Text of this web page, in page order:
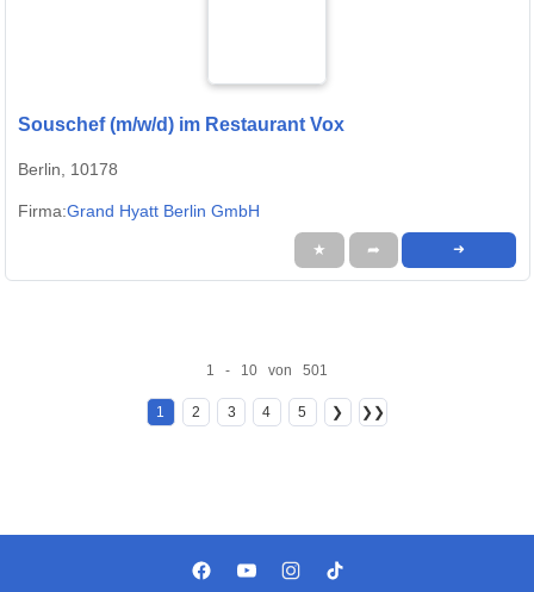
Souschef (m/w/d) im Restaurant Vox
Berlin, 10178
Firma:Grand Hyatt Berlin GmbH
★ ➦ ➜
1 - 10 von 501
1 2 3 4 5 ❯ ❯❯